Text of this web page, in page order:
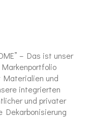
– Das ist unser
und
integrierten
und privater
Dekarbonisierung